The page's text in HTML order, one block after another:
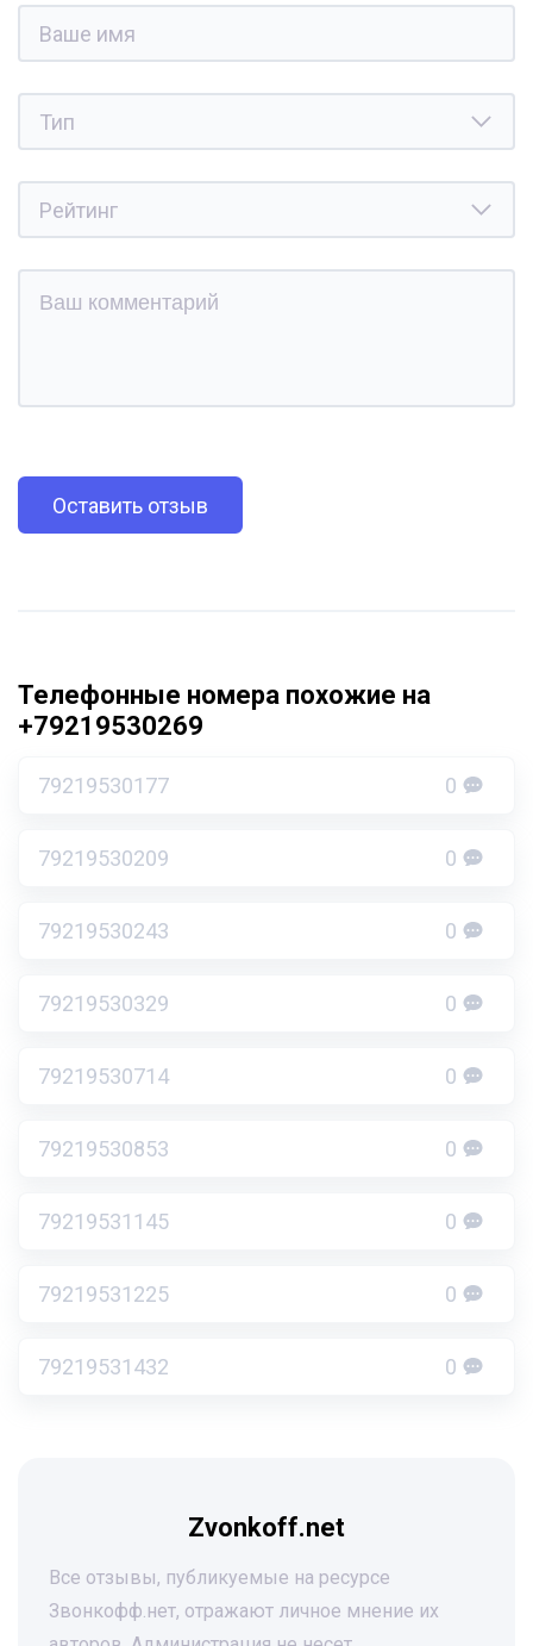
Оставить отзыв
Телефонные номера похожие на
+79219530269
79219530177 0
79219530209 0
79219530243 0
79219530329 0
79219530714 0
79219530853 0
79219531145 0
79219531225 0
79219531432 0
Zvonkoff.net
Все отзывы, публикуемые на ресурсе
Звонкофф.нет, отражают личное мнение их